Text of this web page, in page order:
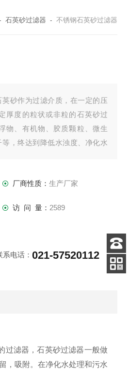
石英砂过滤器 - 不锈钢石英砂过滤器
砂作为过滤介质，在一定的压
厚度的粒状或非粒的石英砂过
物、有机物、胶质颗粒、微生
，终达到降低水浊度、净化水
厂商性质： 生产厂家
访 问 量： 2589
系电话：021-57520112
过滤器，石英砂过滤器一般做
，吸附。在净化水处理和污水
客服
电话